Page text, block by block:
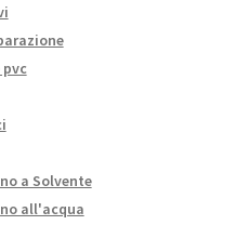
a Solvente
all'acqua